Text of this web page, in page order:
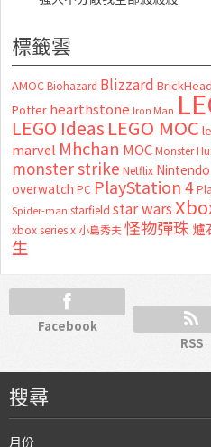
標籤雲
AMOC Biohazard Blizzard
Potter hearthstone Iron Man
LEGO Ideas LEGO MOC
marvel Mhchan MOC Monster
monster strike Netflix Nintendo
overwatch PC PlayStation 4
Spider-man starfield star wars
xbox series x 小島秀夫怪物彈珠 爐
生
Facebook
RSS
搜尋
月份